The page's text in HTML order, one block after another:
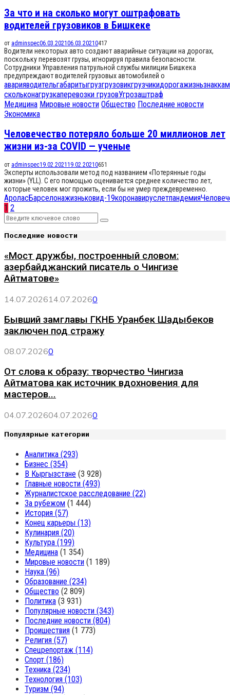
За что и на сколько могут оштрафовать
водителей грузовиков в Бишкеке
от adminspec06.03.202106.03.20210417
Водители некоторых авто создают аварийные ситуации на дорогах,
поскольку перевозят грузы, игнорируя правила безопасности.
Сотрудники Управления патрульной службы милиции Бишкека
предупреждают водителей грузовых автомобилей о
аварияводительгабаритыгрузгрузовикгрузчикидорогажизньзнак
скольконагрузкаперевозки грузовУгрозаштраф
Медицина Мировые новости Общество Последние новости
Экономика
Человечество потеряло больше 20 миллионов лет
жизни из-за COVID — ученые
от adminspec19.02.2021 19.02.20210651
Эксперты использовали метод под названием «Потерянные годы
жизни» (YLL). С его помощью оценивается среднее количество лет,
которые человек мог прожить, если бы не умер преждевременно.
АроласБарселонажизньковид-19коронавируслетпандемия
Навигация
по
записям
1 2
Search
for:
Search
Последние новости
«Мост дружбы, построенный словом:
азербайджанский писатель о Чингизе
Айтматове»
14.07.202614.07.20260
Бывший замглавы ГКНБ Уранбек Шадыбеков
заключен под стражу
08.07.20260
От слова к образу: творчество Чингиза
Айтматова как источник вдохновения для
мастеров...
04.07.202604.07.20260
Популярные категории
Аналитика (293)
Бизнес (354)
В Кыргызстане (3 928)
Главные новости (493)
Журналистское расследование (22)
За рубежом (1 444)
История (57)
Конец карьеры (13)
Кулинария (20)
Культура (199)
Медицина (1 354)
Мировые новости (1 189)
Наука (96)
Образование (234)
Общество (2 809)
Политика (3 931)
Популярные новости (343)
Последние новости (804)
Проишествия (1 773)
Религия (57)
Спецрепортаж (114)
Спорт (186)
Техника (234)
Технология (103)
Туризм (94)